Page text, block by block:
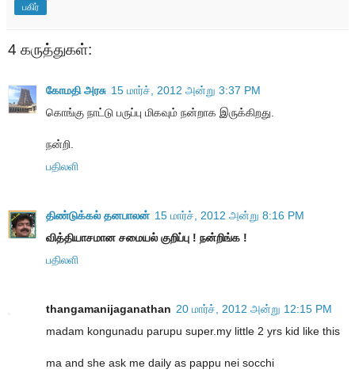
பகிர்
4 கருத்துகள்:
கோமதி அரசு 15 மார்ச், 2012 அன்று 3:37 PM
கொங்கு நாட்டு பருப்பு மிகவும் நன்றாக இருக்கிறது.
நன்றி.
பதிலளி
திண்டுக்கல் தனபாலன் 15 மார்ச், 2012 அன்று 8:16 PM
வித்தியாசமான சமையல் குறிப்பு ! நன்றிங்க !
பதிலளி
thangamanijaganathan 20 மார்ச், 2012 அன்று 12:15 PM
madam kongunadu parupu super.my little 2 yrs kid like this
ma and she ask me daily as pappu nei socchi